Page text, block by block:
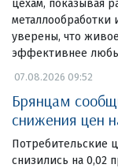
цехам, показывая
уверены, что
эффективнее
07.08.2026 09:52
Брянцам
снижения цен
Потребительские
снизились на 0,02